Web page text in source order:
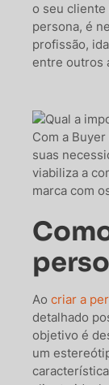
o seu cliente
persona, é
profissão,
entre outros
Com a
suas
viabiliza a
marca com
Ao criar a
detalhado
objetivo é
um